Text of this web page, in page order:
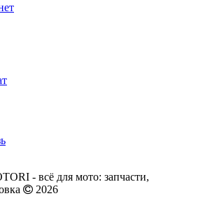
- всё для мото: запчасти,
2026